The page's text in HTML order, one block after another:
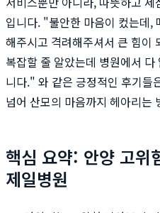
입니다. "불안한 마음이 컸는데,
해주시고 격려해주셔서 큰 힘
복잡할 줄 알았는데 병원에서
니다." 와 같은 긍정적인 후기들
넘어 산모의 마음까지 헤아리는
핵심 요약: 안양 고위
제일병원